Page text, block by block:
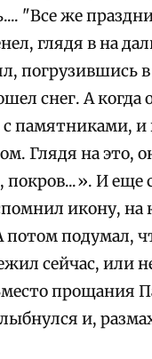
"Все же
глядя в на
погрузившись
снег. А когда
с памятниками, и
Глядя на это,
И еще
икону, на
подумал,
сейчас, или
прощания
и,